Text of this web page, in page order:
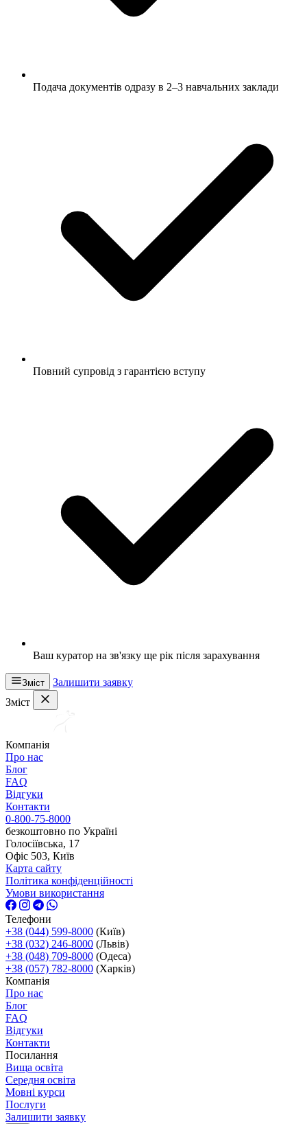
Подача документів одразу в 2–3 навчальних заклади
Повний супровід з гарантією вступу
Ваш куратор на зв'язку ще рік після зарахування
Зміст
Залишити заявку
Зміст
Компанія
Про нас
Блог
FAQ
Відгуки
Контакти
0-800-75-8000
безкоштовно по Україні
Голосіївська, 17
Офіс 503, Київ
Карта сайту
Політика конфіденційності
Умови використання
Телефони
+38 (044) 599-8000 (Київ)
+38 (032) 246-8000 (Львів)
+38 (048) 709-8000 (Одеса)
+38 (057) 782-8000 (Харків)
Компанія
Про нас
Блог
FAQ
Відгуки
Контакти
Посилання
Вища освіта
Середня освіта
Мовні курси
Послуги
Залишити заявку